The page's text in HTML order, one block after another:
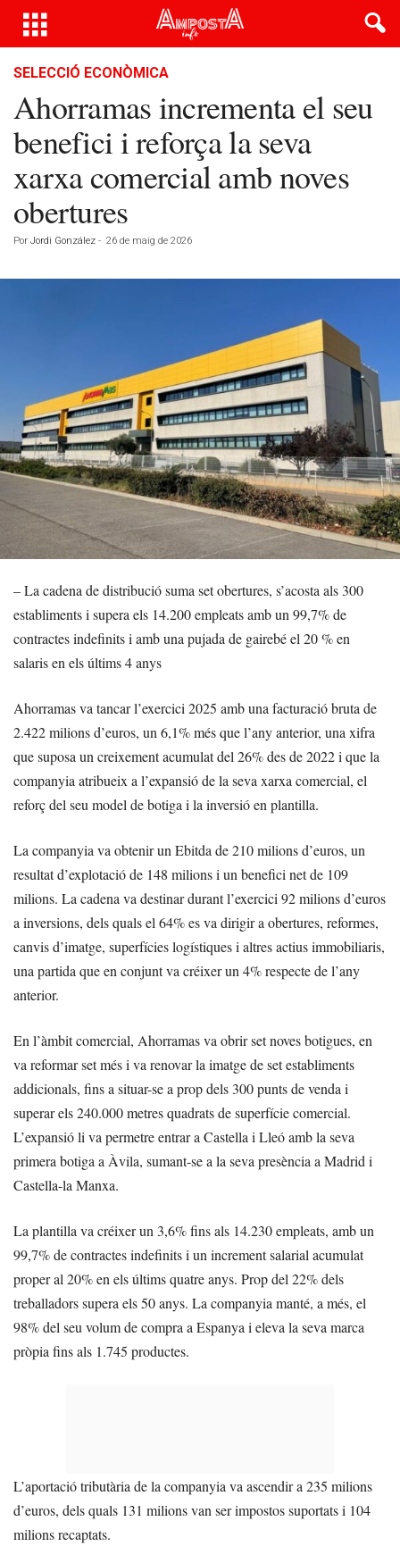
SELECCIÓ ECONÒMICA
Ahorramas incrementa el seu
benefici i reforça la seva
xarxa comercial amb noves
obertures
Por Jordi González - 26 de maig de 2026
– La cadena de distribució suma set obertures, s’acosta als 300
establiments i supera els 14.200 empleats amb un 99,7% de
contractes indefinits i amb una pujada de gairebé el 20 % en
salaris en els últims 4 anys
Ahorramas va tancar l’exercici 2025 amb una facturació bruta de
2.422 milions d’euros, un 6,1% més que l’any anterior, una xifra
que suposa un creixement acumulat del 26% des de 2022 i que la
companyia atribueix a l’expansió de la seva xarxa comercial, el
reforç del seu model de botiga i la inversió en plantilla.
La companyia va obtenir un Ebitda de 210 milions d’euros, un
resultat d’explotació de 148 milions i un benefici net de 109
milions. La cadena va destinar durant l’exercici 92 milions d’euros
a inversions, dels quals el 64% es va dirigir a obertures, reformes,
canvis d’imatge, superfícies logístiques i altres actius immobiliaris,
una partida que en conjunt va créixer un 4% respecte de l’any
anterior.
En l’àmbit comercial, Ahorramas va obrir set noves botigues, en
va reformar set més i va renovar la imatge de set establiments
addicionals, fins a situar-se a prop dels 300 punts de venda i
superar els 240.000 metres quadrats de superfície comercial.
L’expansió li va permetre entrar a Castella i Lleó amb la seva
primera botiga a Àvila, sumant-se a la seva presència a Madrid i
Castella-la Manxa.
La plantilla va créixer un 3,6% fins als 14.230 empleats, amb un
99,7% de contractes indefinits i un increment salarial acumulat
proper al 20% en els últims quatre anys. Prop del 22% dels
treballadors supera els 50 anys. La companyia manté, a més, el
98% del seu volum de compra a Espanya i eleva la seva marca
pròpia fins als 1.745 productes.
L’aportació tributària de la companyia va ascendir a 235 milions
d’euros, dels quals 131 milions van ser impostos suportats i 104
milions recaptats.